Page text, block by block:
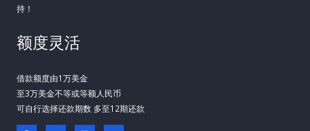
持！
额度灵活
借款额度由1万美金
至3万美金不等或等额人民币
可自行选择还款期数 多至12期还款